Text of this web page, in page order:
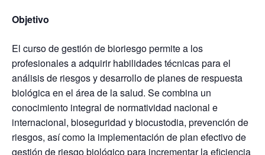
Objetivo
El curso de gestión de bioriesgo permite a los
profesionales a adquirir habilidades técnicas para el
análisis de riesgos y desarrollo de planes de respuesta
biológica en el área de la salud. Se combina un
conocimiento integral de normatividad nacional e
internacional, bioseguridad y biocustodia, prevención de
riesgos, así como la implementación de plan efectivo de
gestión de riesgo biológico para incrementar la eficiencia